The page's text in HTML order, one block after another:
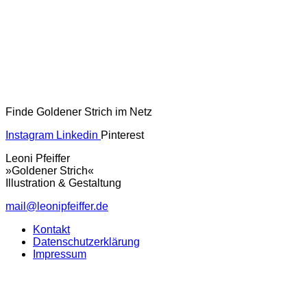
Finde Goldener Strich im Netz
Instagram Linkedin Pinterest
Leoni Pfeiffer
»Goldener Strich«
Illustration & Gestaltung
mail@leonipfeiffer.de
Kontakt
Datenschutzerklärung
Impressum